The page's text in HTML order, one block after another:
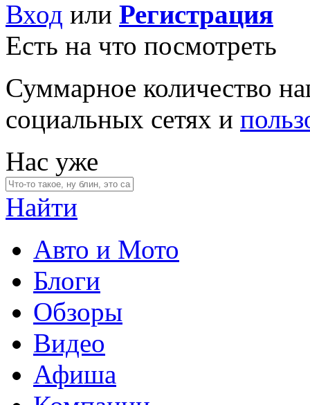
Вход или Регистрация
Есть на что посмотреть
Суммарное количество
социальных сетях и
Нас уже
Найти
Авто и Мото
Блоги
Обзоры
Видео
Афиша